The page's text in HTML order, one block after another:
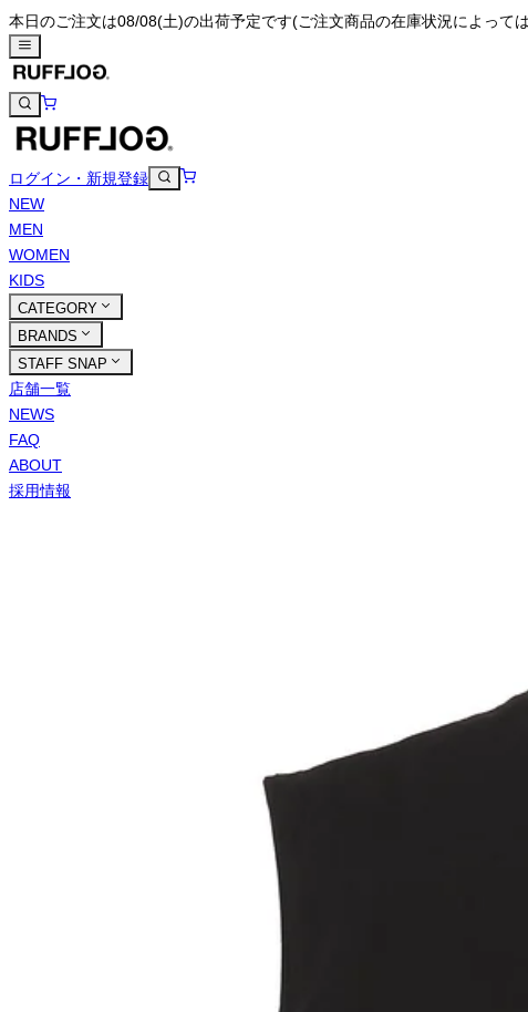
本日のご注文は08/08(土)の出荷予定です(ご注文商品の在庫状況によって
ログイン・新規登録
NEW
MEN
WOMEN
KIDS
CATEGORY
BRANDS
STAFF SNAP
店舗一覧
NEWS
FAQ
ABOUT
採用情報